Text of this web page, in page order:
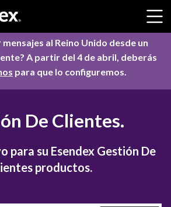
al Reino Unido desde un
A partir del 4 de abril, deberás
para que lo configuremos.
De Clientes.
para su Esendex Gestión De
productos.